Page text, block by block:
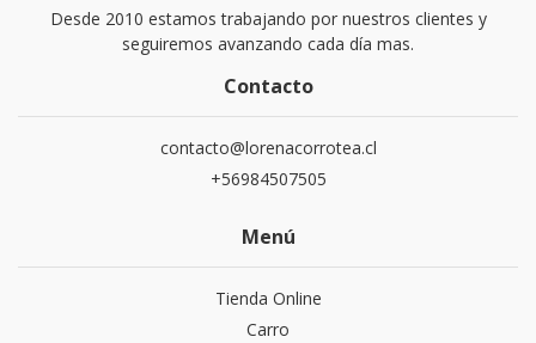
Desde 2010 estamos trabajando por nuestros clientes y
seguiremos avanzando cada día mas.
Contacto
contacto@lorenacorrotea.cl
+56984507505
Menú
Tienda Online
Carro